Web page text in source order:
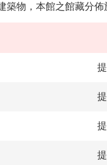
築物，本館之館藏分